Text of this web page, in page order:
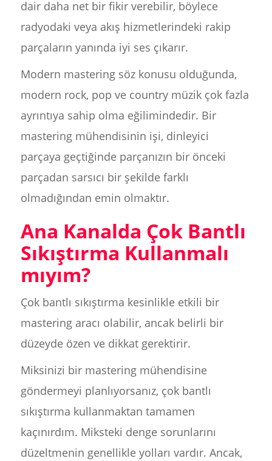
dair daha net bir fikir verebilir, böylece
radyodaki veya akış hizmetlerindeki rakip
parçaların yanında iyi ses çıkarır.
Modern mastering söz konusu olduğunda,
modern rock, pop ve country müzik çok fazla
ayrıntıya sahip olma eğilimindedir. Bir
mastering mühendisinin işi, dinleyici
parçaya geçtiğinde parçanızın bir önceki
parçadan sarsıcı bir şekilde farklı
olmadığından emin olmaktır.
Ana Kanalda Çok Bantlı
Sıkıştırma Kullanmalı
mıyım?
Çok bantlı sıkıştırma kesinlikle etkili bir
mastering aracı olabilir, ancak belirli bir
düzeyde özen ve dikkat gerektirir.
Miksinizi bir mastering mühendisine
göndermeyi planlıyorsanız, çok bantlı
sıkıştırma kullanmaktan tamamen
kaçınırdım. Miksteki denge sorunlarını
düzeltmenin genellikle yolları vardır. Ancak,